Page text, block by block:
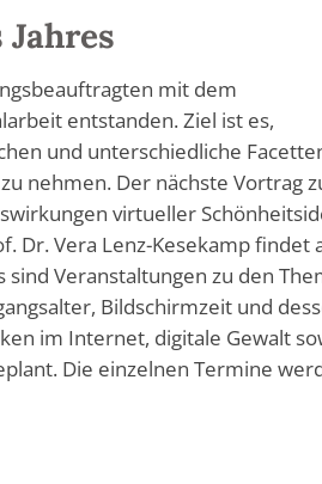
mit dem
entstanden. Ziel ist es,
und unterschiedliche
nehmen. Der nächste Vortrag
virtueller
Dr. Vera Lenz-Kesekamp findet
Veranstaltungen zu den
Bildschirmzeit und
im Internet, digitale Gewalt
Die einzelnen Termine